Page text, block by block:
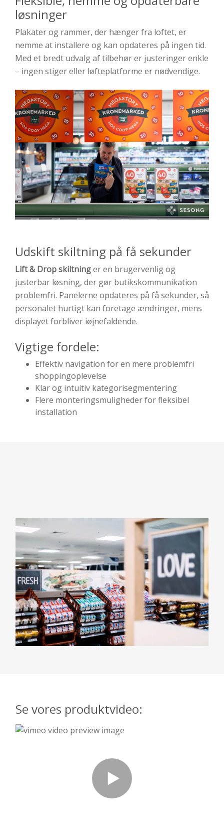
løsninger
Plakater og rammer, der hænger fra loftet, er
nemme at installere og kan opdateres på ingen tid.
Med et bredt udvalg af tilbehør er justeringer enkle
– ingen stiger eller løfteplatforme er nødvendige.
Udskift skiltning på få sekunder
Lift & Drop skiltninger en brugervenlig og
justerbar løsning, der gør butiks­kommunikation
problemfri. Panelerne opdateres på få sekunder, så
personalet hurtigt kan foretage ændringer, mens
displayet forbliver iøjnefaldende.
Vigtige fordele:
Effektiv navigation for en mere problemfri
shoppingoplevelse
Klar og intuitiv kategorisegmentering
Flere monteringsmuligheder for fleksibel
installation
Se vores produktvideo: